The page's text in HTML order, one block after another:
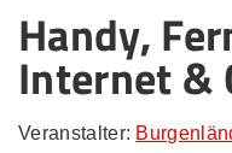
Handy,
Internet &
Veranstalter: